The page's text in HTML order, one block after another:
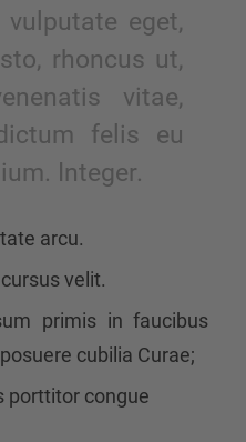
eget,
rhoncus ut,
vitae,
felis eu
Integer.
arcu.
velit.
primis in faucibus
cubilia Curae;
porttitor congue